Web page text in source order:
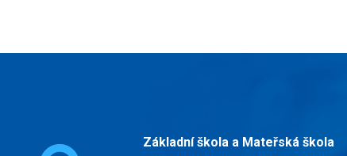
Základní škola a Mateřská škola